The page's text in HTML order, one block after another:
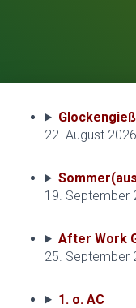
22. August 2026
19. September
After Work
25. September
1. o. AC